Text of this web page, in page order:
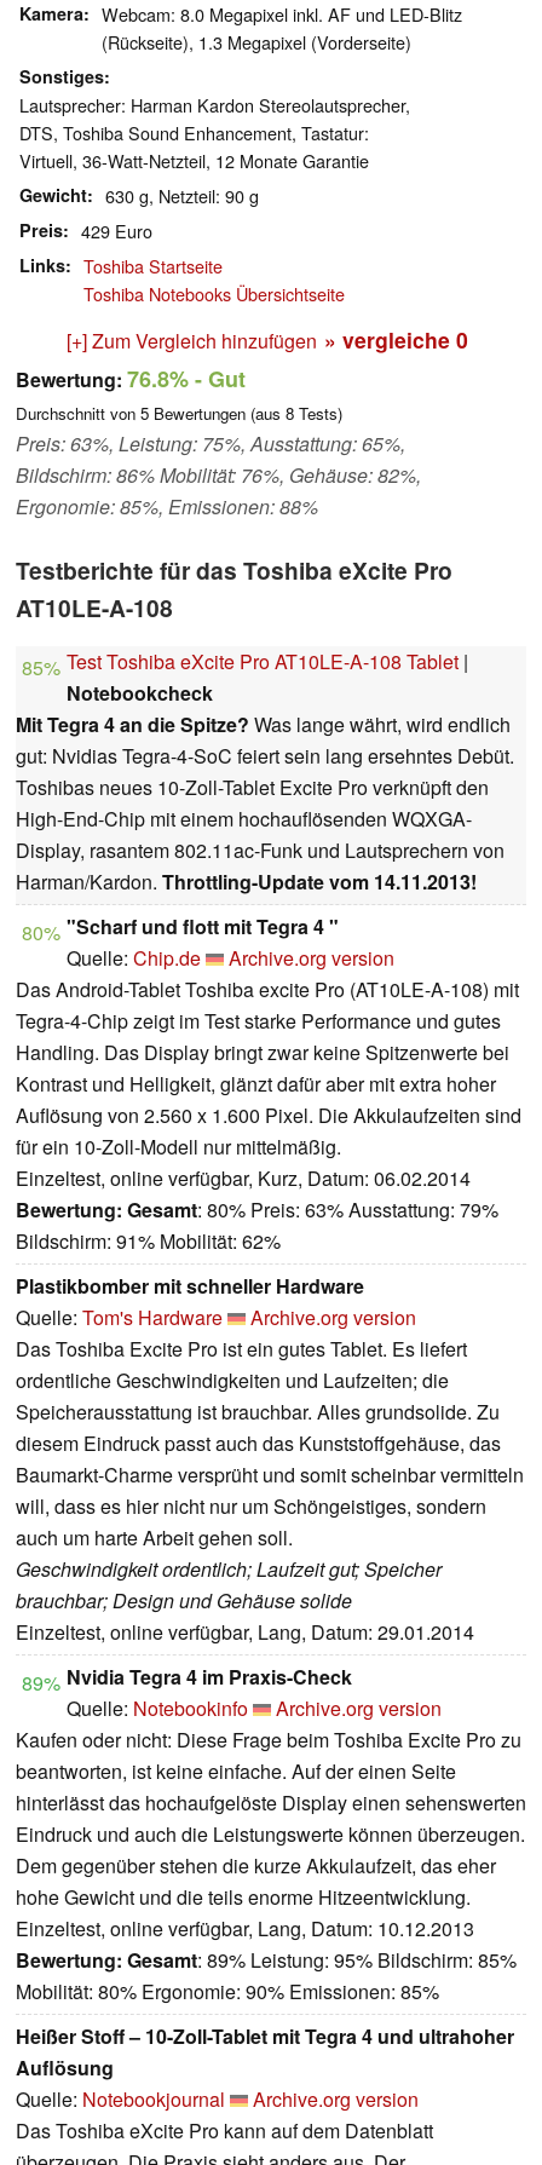
Kamera
Webcam: 8.0 Megapixel inkl. AF und LED-Blitz
(Rückseite), 1.3 Megapixel (Vorderseite)
Sonstiges
Lautsprecher: Harman Kardon Stereolautsprecher,
DTS, Toshiba Sound Enhancement, Tastatur:
Virtuell, 36-Watt-Netzteil, 12 Monate Garantie
Gewicht 630 g, Netzteil: 90 g
Preis 429 Euro
Links
Toshiba Startseite
Toshiba Notebooks Übersichtseite
[+] Zum Vergleich hinzufügen » vergleiche 0
Bewertung: 76.8%- Gut
Durchschnitt von 5 Bewertungen (aus 8 Tests)
Preis: 63%, Leistung: 75%, Ausstattung: 65%,
Bildschirm: 86% Mobilität: 76%, Gehäuse: 82%,
Ergonomie: 85%, Emissionen: 88%
Testberichte für das Toshiba eXcite Pro
AT10LE-A-108
85% Test Toshiba eXcite Pro AT10LE-A-108 Tablet |
Notebookcheck
Mit Tegra 4 an die Spitze? Was lange währt, wird endlich
gut: Nvidias Tegra-4-SoC feiert sein lang ersehntes Debüt.
Toshibas neues 10-Zoll-Tablet Excite Pro verknüpft den
High-End-Chip mit einem hochauflösenden WQXGA-
Display, rasantem 802.11ac-Funk und Lautsprechern von
Harman/Kardon. Throttling-Update vom 14.11.2013!
80% "Scharf und flott mit Tegra 4 "
Quelle: Chip.de
Archive.org version
Das Android-Tablet Toshiba excite Pro (AT10LE-A-108) mit
Tegra-4-Chip zeigt im Test starke Performance und gutes
Handling. Das Display bringt zwar keine Spitzenwerte bei
Kontrast und Helligkeit, glänzt dafür aber mit extra hoher
Auflösung von 2.560 x 1.600 Pixel. Die Akkulaufzeiten sind
für ein 10-Zoll-Modell nur mittelmäßig.
Einzeltest, online verfügbar, Kurz, Datum: 06.02.2014
Bewertung: Gesamt: 80% Preis: 63% Ausstattung: 79%
Bildschirm: 91% Mobilität: 62%
Plastikbomber mit schneller Hardware
Quelle: Tom's Hardware
Archive.org version
Das Toshiba Excite Pro ist ein gutes Tablet. Es liefert
ordentliche Geschwindigkeiten und Laufzeiten; die
Speicherausstattung ist brauchbar. Alles grundsolide. Zu
diesem Eindruck passt auch das Kunststoffgehäuse, das
Baumarkt-Charme versprüht und somit scheinbar vermitteln
will, dass es hier nicht nur um Schöngeistiges, sondern
auch um harte Arbeit gehen soll.
Geschwindigkeit ordentlich; Laufzeit gut; Speicher
brauchbar; Design und Gehäuse solide
Einzeltest, online verfügbar, Lang, Datum: 29.01.2014
89% Nvidia Tegra 4 im Praxis-Check
Quelle: Notebookinfo
Archive.org version
Kaufen oder nicht: Diese Frage beim Toshiba Excite Pro zu
beantworten, ist keine einfache. Auf der einen Seite
hinterlässt das hochaufgelöste Display einen sehenswerten
Eindruck und auch die Leistungswerte können überzeugen.
Dem gegenüber stehen die kurze Akkulaufzeit, das eher
hohe Gewicht und die teils enorme Hitzeentwicklung.
Einzeltest, online verfügbar, Lang, Datum: 10.12.2013
Bewertung: Gesamt: 89% Leistung: 95% Bildschirm: 85%
Mobilität: 80% Ergonomie: 90% Emissionen: 85%
Heißer Stoff – 10-Zoll-Tablet mit Tegra 4 und ultrahoher
Auflösung
Quelle: Notebookjournal
Archive.org version
Das Toshiba eXcite Pro kann auf dem Datenblatt